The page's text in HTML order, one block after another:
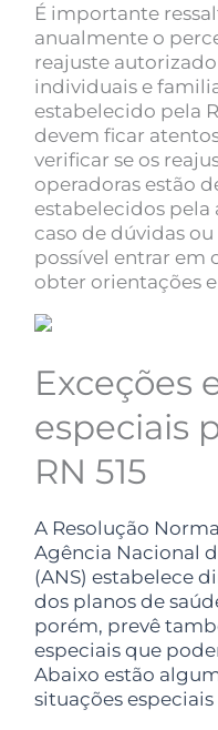
É importante
anualmente o
reajuste
individuais e
estabelecido pela
devem ficar
verificar se os
operadoras estão
estabelecidos pela
caso de dúvidas
possível entrar em
obter orientações
Exceções
especiais
RN 515
A Resolução
Agência Nacional
(ANS) estabelece
dos planos de
porém, prevê
especiais que
Abaixo estão
situações especiais